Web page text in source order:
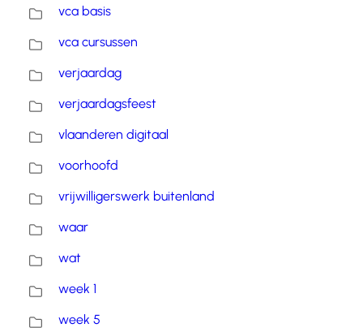
vca basis
vca cursussen
verjaardag
verjaardagsfeest
vlaanderen digitaal
voorhoofd
vrijwilligerswerk buitenland
waar
wat
week 1
week 5